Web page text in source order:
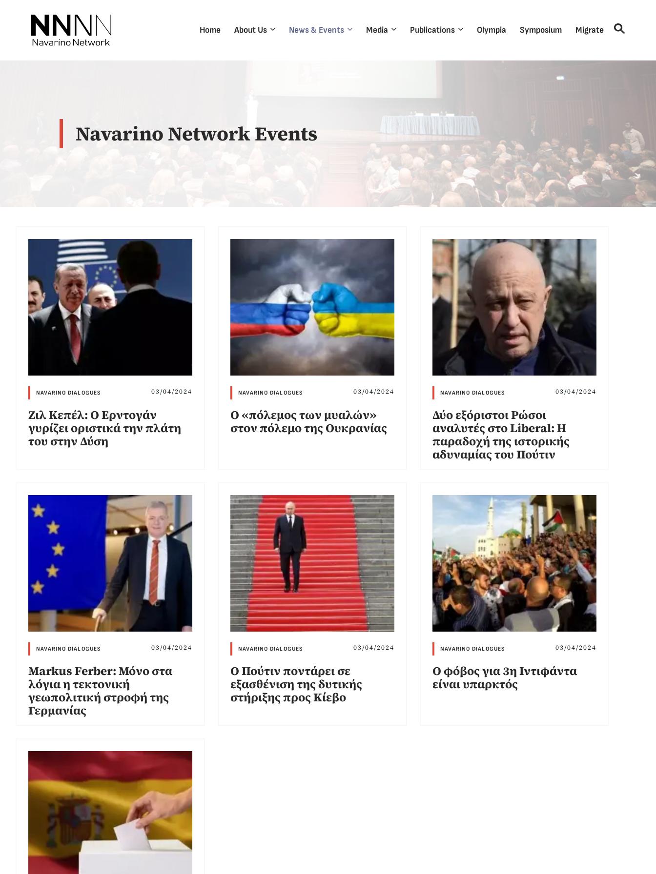
Home About Us News & Events Media Publications Olympia Symposium Migrate
Navarino Network Events
NAVARINO DIALOGUES 03/04/2024
Ζιλ Κεπέλ: Ο Ερντογάν
γυρίζει οριστικά την πλάτη
του στην Δύση
NAVARINO DIALOGUES 03/04/2024
Ο «πόλεμος των μυαλών»
στον πόλεμο της Ουκρανίας
NAVARINO DIALOGUES 03/04/2024
Δύο εξόριστοι Ρώσοι
αναλυτές στο Liberal: Η
παραδοχή της ιστορικής
αδυναμίας του Πούτιν
NAVARINO DIALOGUES 03/04/2024
Markus Ferber: Μόνο στα
λόγια η τεκτονική
γεωπολιτική στροφή της
Γερμανίας
NAVARINO DIALOGUES 03/04/2024
Ο Πούτιν ποντάρει σε
εξασθένιση της δυτικής
στήριξης προς Κίεβο
NAVARINO DIALOGUES 03/04/2024
Ο φόβος για 3η Ιντιφάντα
είναι υπαρκτός